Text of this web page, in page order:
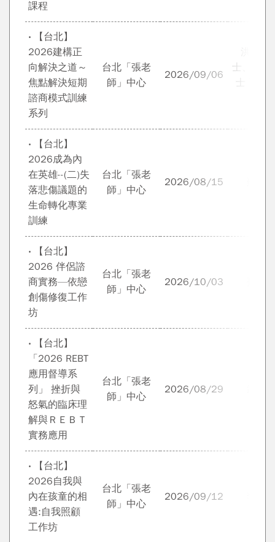
課程
‧ 【台北】
2026建構正
向解決之道～
焦點解決短期
諮商模式訓練
系列
台北「張老
師」中心
2026/09/06
士、林烝
士 專業
‧ 【台北】
2026成為內
在英雄--(二)失
落悲傷議題的
生命轉化專業
訓練
台北「張老
師」中心
2026/08/15
‧ 【台北】
2026 伴侶諮
商實務—依戀
創傷修復工作
坊
台北「張老
師」中心
2026/10/03
‧ 【台北】
「2026 REBT
應用督導系
列」 挫折與
怒氣的臨床理
解與ＲＥＢＴ
實務應用
台北「張老
師」中心
2026/08/29
‧ 【台北】
2026自我與
內在孩童的相
遇:自我照顧
工作坊
台北「張老
師」中心
2026/09/12